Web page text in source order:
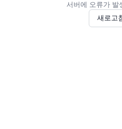
서버에 오류가 발
새로고